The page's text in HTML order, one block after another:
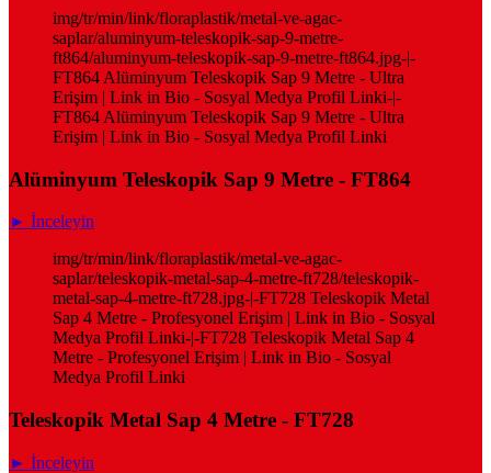
img/tr/min/link/floraplastik/metal-ve-agac-
saplar/aluminyum-teleskopik-sap-9-metre-
ft864/aluminyum-teleskopik-sap-9-metre-ft864.jpg-|-
FT864 Alüminyum Teleskopik Sap 9 Metre - Ultra
Erişim | Link in Bio - Sosyal Medya Profil Linki-|-
FT864 Alüminyum Teleskopik Sap 9 Metre - Ultra
Erişim | Link in Bio - Sosyal Medya Profil Linki
Alüminyum Teleskopik Sap 9 Metre - FT864
► İnceleyin
img/tr/min/link/floraplastik/metal-ve-agac-
saplar/teleskopik-metal-sap-4-metre-ft728/teleskopik-
metal-sap-4-metre-ft728.jpg-|-FT728 Teleskopik Metal
Sap 4 Metre - Profesyonel Erişim | Link in Bio - Sosyal
Medya Profil Linki-|-FT728 Teleskopik Metal Sap 4
Metre - Profesyonel Erişim | Link in Bio - Sosyal
Medya Profil Linki
Teleskopik Metal Sap 4 Metre - FT728
► İnceleyin